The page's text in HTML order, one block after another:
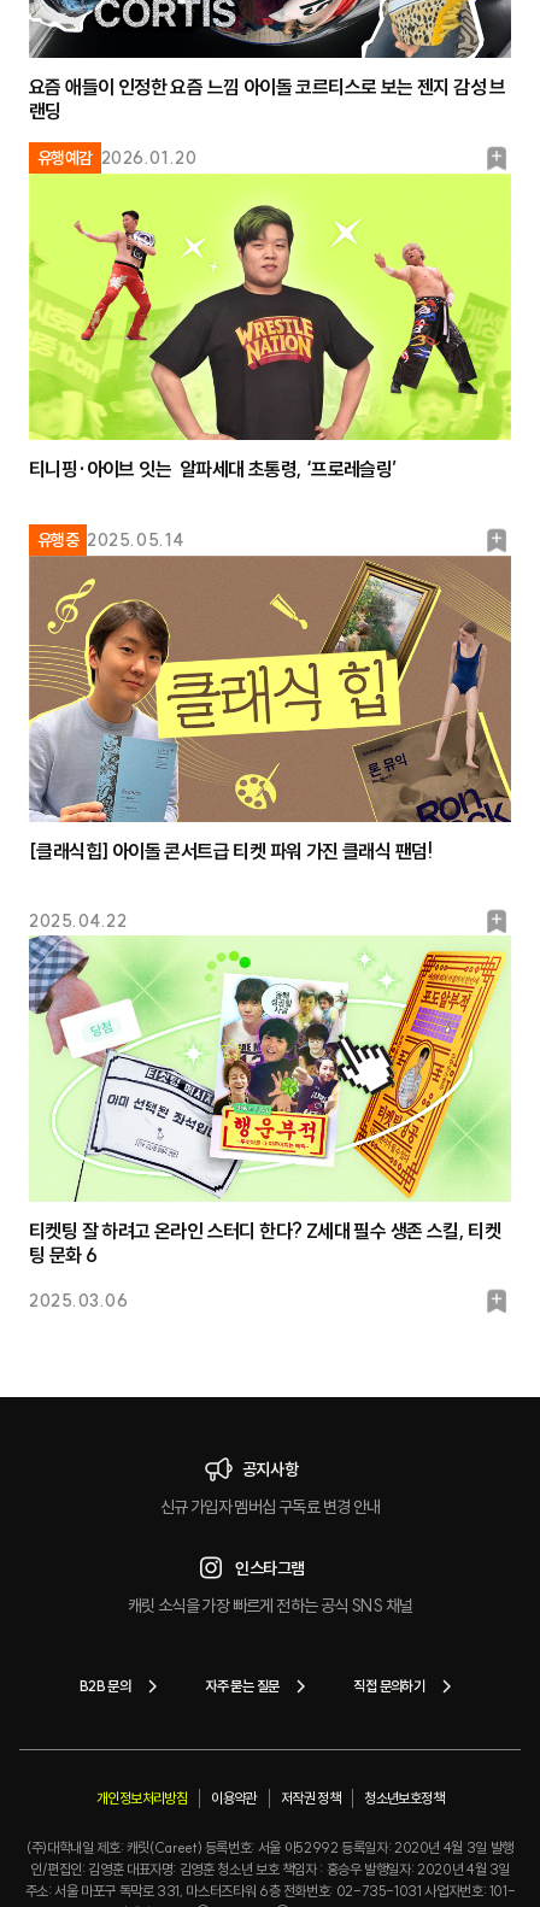
유행예감 2026.01.20
북
요즘 애들이 인정한 요즘 느낌 아이돌 코르티스로 보는 젠지 감성 브
랜딩
유행중 2025.05.14
북
마
크
티니핑·아이브 잇는 알파세대 초통령, ‘프로레슬링’
2025.04.22
북
마
크
[클래식힙] 아이돌 콘서트급 티켓 파워 가진 클래식 팬덤!
2025.03.06
북
티켓팅 잘 하려고 온라인 스터디 한다? Z세대 필수 생존 스킬, 티켓
팅 문화 6
공지사항
신규 가입자 멤버십 구독료 변경 안내
인스타그램
캐릿 소식을 가장 빠르게 전하는 공식 SNS 채널
B2B 문의 자주 묻는 질문 직접 문의하기
개인정보처리방침 이용약관 저작권 정책 청소년보호정책
(주)대학내일 제호: 캐릿(Careet) 등록번호: 서울 아52992 등록일자: 2020년 4월 3일 발행
인/편집인: 김영훈 대표자명: 김영훈 청소년 보호 책임자 : 홍승우 발행일자: 2020년 4월 3일
주소: 서울 마포구 독막로 331, 마스터즈타워 6층 전화번호: 02-735-1031 사업자번호: 101-